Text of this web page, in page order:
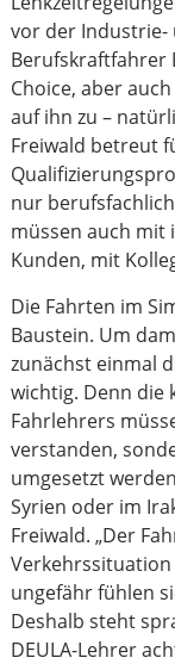
vor der Industrie-
Berufskraftfahrer
Choice, aber
auf ihn zu –
Freiwald betreut
nur
müssen auch mit
Kunden, mit
Die Fahrten im
Baustein. Um
zunächst einmal
wichtig. Denn die
Fahrlehrers
verstanden,
umgesetzt
Syrien oder im
Freiwald. „Der
ungefähr fühlen
Deshalb steht
DEULA-Lehrer